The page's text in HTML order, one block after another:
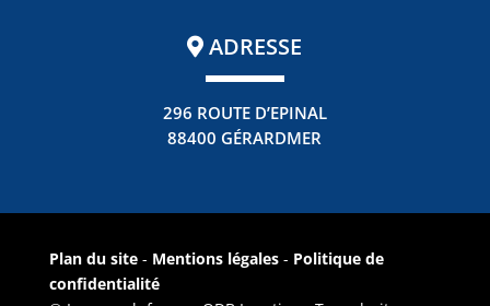
ADRESSE
296 ROUTE D’EPINAL
88400 GÉRARDMER
Plan du site- Mentions légales - Politique de
confidentialité